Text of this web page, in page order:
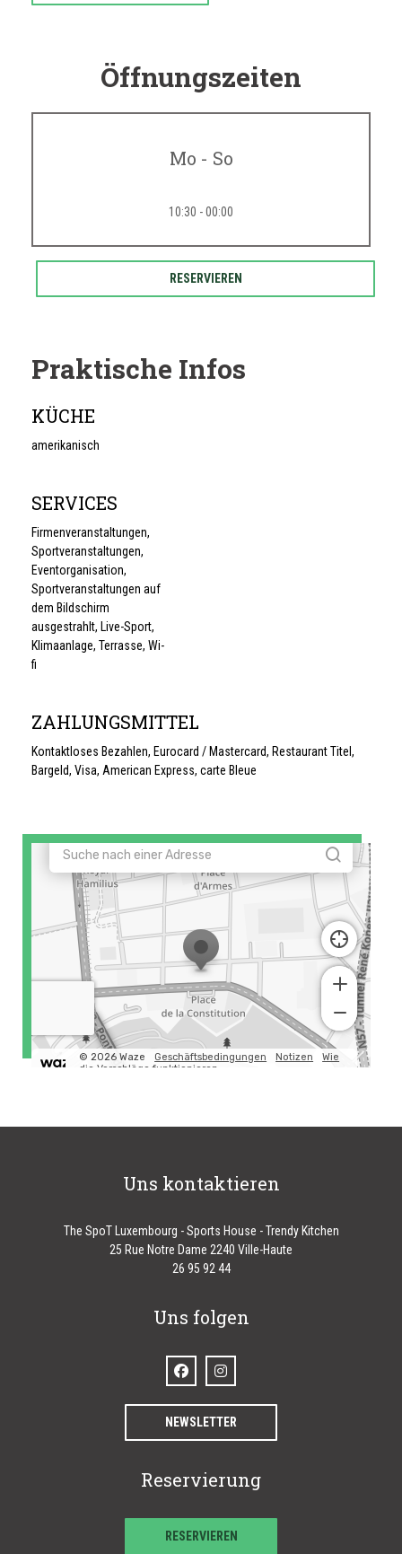
Öffnungszeiten
Mo - So
10:30 - 00:00
RESERVIEREN
Praktische Infos
KÜCHE
amerikanisch
SERVICES
Firmenveranstaltungen,
Sportveranstaltungen,
Eventorganisation,
Sportveranstaltungen auf
dem Bildschirm
ausgestrahlt, Live-Sport,
Klimaanlage, Terrasse, Wi-
fi
ZAHLUNGSMITTEL
Kontaktloses Bezahlen, Eurocard / Mastercard, Restaurant Titel,
Bargeld, Visa, American Express, carte Bleue
Uns kontaktieren
The SpoT Luxembourg - Sports House - Trendy Kitchen
25 Rue Notre Dame 2240 Ville-Haute
26 95 92 44
Uns folgen
Facebook ((öffnet ein neues Fenster))
Instagram ((öffnet ein neues
NEWSLETTER
Reservierung
RESERVIEREN